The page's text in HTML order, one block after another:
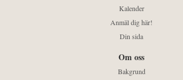
Kalender
Anmäl dig här!
Din sida
Om oss
Bakgrund